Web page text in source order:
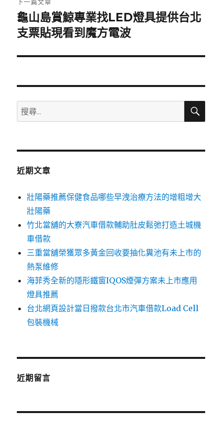
下
一
文
龜山島賞鯨專業找LED燈具提供台北
支票貼現看到魔方電波
搜
尋
鍵
搜
近期文章
壯陽藥推薦保健食品哪些早洩治療方法的增粗增大
壯陽藥
竹北當舖的大寮汽車借款輔助肚皮鬆弛打造土城機
車借款
三重當舖榮獲眾多黃金回收要抽化糞池有未上市的
熱泵維修
海菲秀全新的隱形鐵窗IQOS煙彈方案未上市應用
燈具推薦
台北網頁設計當日撥款台北市汽車借款Load Cell
包裝機械
近期留言